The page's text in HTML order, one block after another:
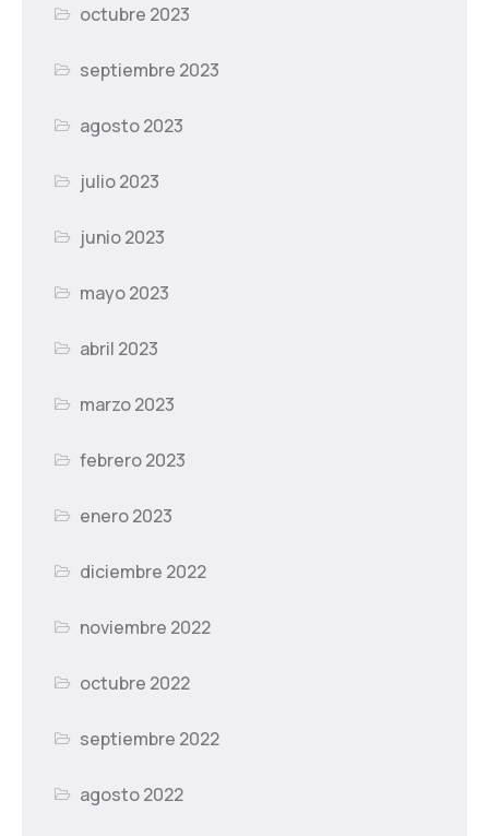
octubre 2023
septiembre 2023
agosto 2023
julio 2023
junio 2023
mayo 2023
abril 2023
marzo 2023
febrero 2023
enero 2023
diciembre 2022
noviembre 2022
octubre 2022
septiembre 2022
agosto 2022